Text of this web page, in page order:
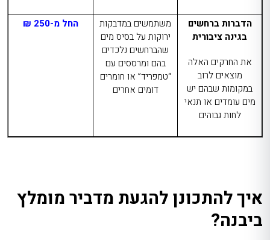
הדברות ברחשים
בגינה ציבורית
את החרקים האלה
מוצאים לרוב
במקומות שבהם יש
מים עומדים או תנאי
לחות גבוהים
משתמשים במדבקות
ירוקות על בסיס מים
שהברחשים נלכדים
בהם ומרססים עם
“טמפריד” או חומרים
דומים אחרים
החל מ-250 ₪
איך להתכונן להגעת מדביר מומלץ
ביבנה?